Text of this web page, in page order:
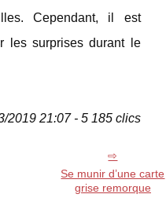
Cependant, il est
les surprises durant le
2019 21:07 - 5 185 clics
Se munir d’une carte
grise remorque